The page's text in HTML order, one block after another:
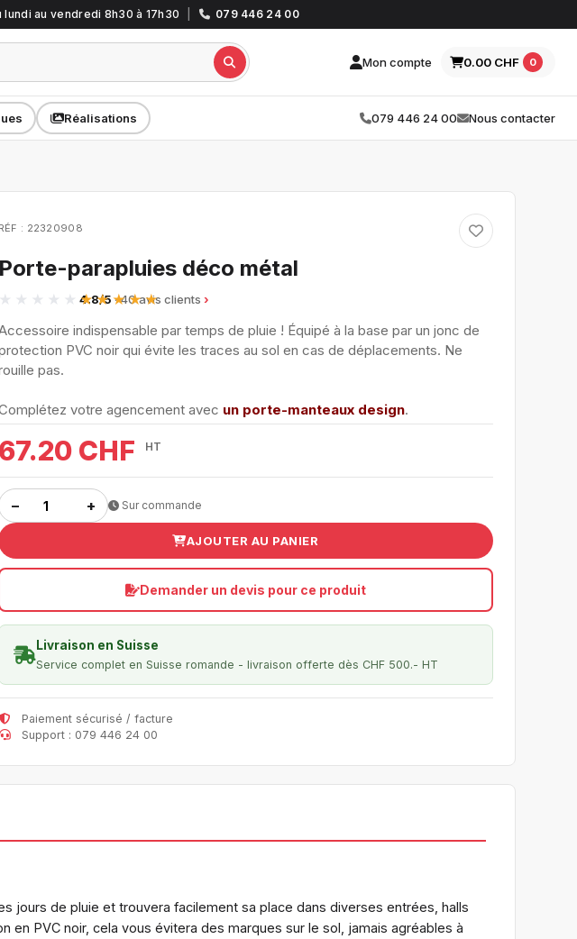
au vendredi 8h30 à 17h30 079 446 24 00
Mon compte 0.00 CHF 0
Réalisations 079 446 24 00 Nous contacter
RÉF : 22320908
Porte-parapluies déco métal
4.8/5· 40 avis clients
indispensable par temps de pluie ! Équipé à la base par un jonc de
PVC noir qui évite les traces au sol en cas de déplacements. Ne
pas.
votre agencement avec un porte-manteaux design.
67.20 CHF HT
− + Sur commande
AJOUTER AU PANIER
Demander un devis pour ce produit
Livraison en Suisse
Service complet en Suisse romande - livraison offerte dès CHF 500.- HT
Paiement sécurisé / facture
Support : 079 446 24 00
de pluie et trouvera facilement sa place dans diverses entrées, halls
PVC noir, cela vous évitera des marques sur le sol, jamais agréables à